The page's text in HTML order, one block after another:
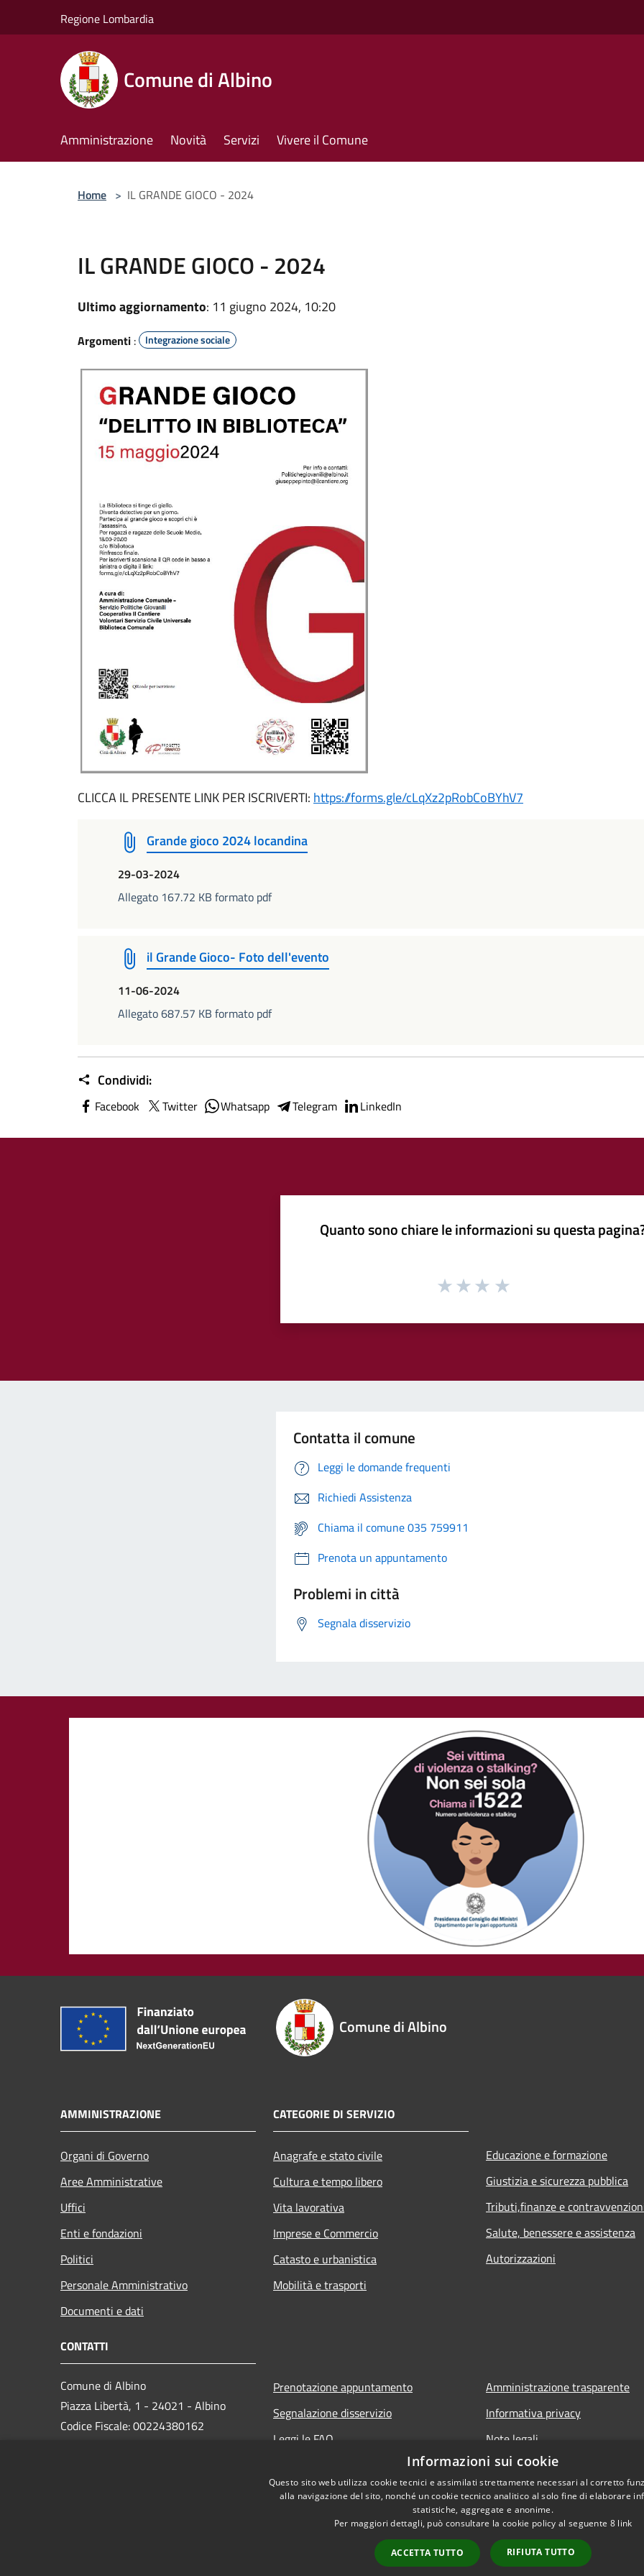
Regione Lombardia
Comune di Albino
Amministrazione Novità Servizi Vivere il Comune
Home > IL GRANDE GIOCO - 2024
IL GRANDE GIOCO - 2024
Ultimo aggiornamento: 11 giugno 2024, 10:20
Argomenti : Integrazione sociale
CLICCA IL PRESENTE LINK PER ISCRIVERTI: https://forms.gle/cLqXz2pRobCoBYhV7
Grande gioco 2024 locandina
29-03-2024
Allegato 167.72 KB formato pdf
il Grande Gioco- Foto dell'evento
11-06-2024
Allegato 687.57 KB formato pdf
Condividi:
Facebook Twitter Whatsapp Telegram LinkedIn
Quanto sono chiare le informazioni su questa
Contatta il comune
Leggi le domande frequenti
Richiedi Assistenza
Chiama il comune 035 759911
Prenota un appuntamento
Problemi in città
Segnala disservizio
Comune di Albino
AMMINISTRAZIONE
Organi di Governo
Aree Amministrative
Uffici
Enti e fondazioni
Politici
Personale Amministrativo
Documenti e dati
CATEGORIE DI SERVIZIO
Anagrafe e stato civile
Cultura e tempo libero
Vita lavorativa
Imprese e Commercio
Catasto e urbanistica
Mobilità e trasporti
Educazione e formazione
Giustizia e sicurezza pubblica
Tributi,finanze e
Salute, benessere e assistenza
Autorizzazioni
CONTATTI
Comune di Albino
Piazza Libertà, 1 - 24021 - Albino
Codice Fiscale: 00224380162
Prenotazione appuntamento
Segnalazione disservizio
Leggi le FAQ
Amministrazione trasparente
Informativa privacy
Note legali
Dichiarazione di accessibilità
Informazioni sui cookie
Questo sito web utilizza cookie tecnici e assimilati strettamente necessari al corretto
alla navigazione del sito, nonché un cookie tecnico analitico al solo fine di elaborare
statistiche, aggregate e anonime.
Per maggiori dettagli, può consultare la cookie policy al seguente 8 link
ACCETTA TUTTO RIFIUTA TUTTO